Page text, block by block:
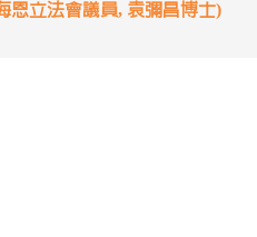
恩立法會議員, 袁彌昌博士)